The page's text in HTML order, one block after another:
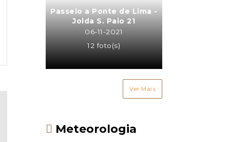
Passeio a Ponte de Lima -
Jolda S. Paio 21
06-11-2021
12 foto(s)
Ver Mais
Meteorologia